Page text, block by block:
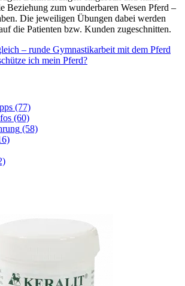
Beziehung zum wunderbaren Wesen Pferd –
Die jeweiligen Übungen dabei werden
die Patienten bzw. Kunden zugeschnitten.
– runde Gymnastikarbeit mit dem Pferd
ich mein Pferd?
(77)
(60)
(58)